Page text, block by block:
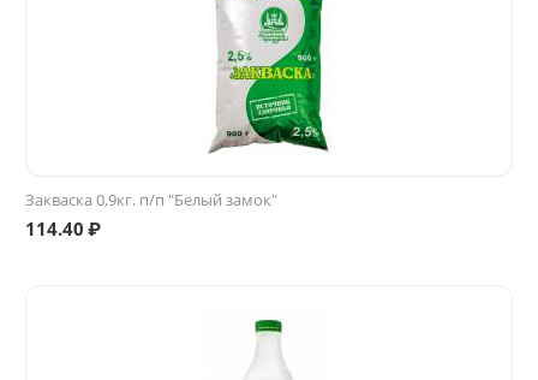
Закваска 0,9кг. п/п "Белый замок"
114.40 ₽